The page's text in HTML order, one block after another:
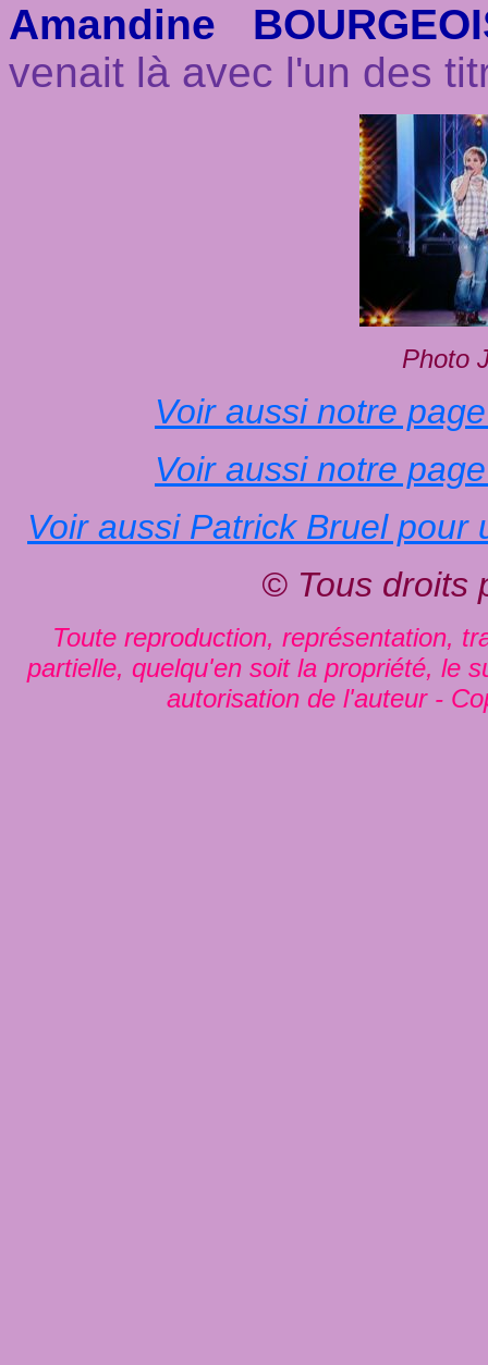
Amandine
venait là avec l'un des
Photo
Voir aussi notre
Voir aussi notre
Voir aussi Patrick Bruel
© Tous droits
Toute reproduction, représentation,
partielle, quelqu'en soit la propriété, le
autorisation de l'auteur -